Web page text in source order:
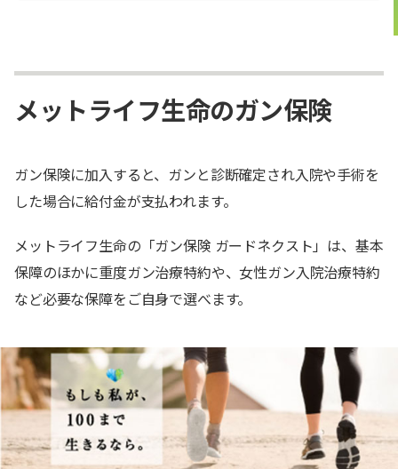
メットライフ生命のガン保険
ガン保険に加入すると、ガンと診断確定され入院や手術を
した場合に給付金が支払われます。
メットライフ生命の「ガン保険 ガードネクスト」は、基本
保障のほかに重度ガン治療特約や、女性ガン入院治療特約
など必要な保障をご自身で選べます。